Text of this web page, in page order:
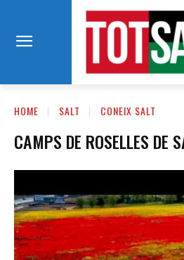
HOME SALT CONEIX SALT
CAMPS DE ROSELLES DE